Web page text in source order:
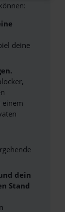
deine
einem
dein
Stand